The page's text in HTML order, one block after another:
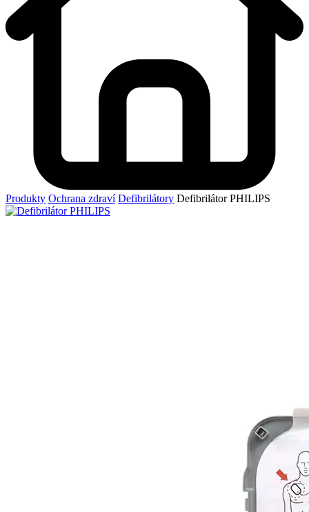
Produkty Ochrana zdraví Defibrilátory Defibrilátor PHILIPS